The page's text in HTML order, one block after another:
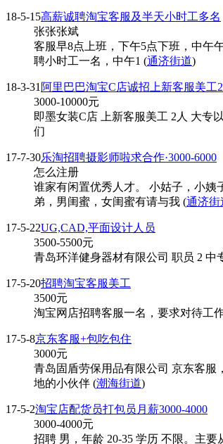
18-5-15高薪诚聘淘宝客服及半天小时工多名
张张张斌
客服早8点上班，下午5点下班，中午
聘小时工一名，中午1 (通济街道)
18-3-31 阿里巴巴淘宝C店诚招上新客服美工
3000-10000元
即墨女装C店 上新客服美工 2人 大专
们
17-7-30乐淘招聘摄影师啦求合作·3000-6000
怎么注册
谁家有闲置优秀人才。 小姑子，小
弟，男闺蜜，女闺蜜有请与我 (通济街
17-5-22UG,CAD,平面设计人员
3500-5500元
青岛环洋健身器材有限公司 职员 2
17-5-20招聘淘宝客服美工
3500元
淘宝网店招聘客服一名，要求对待工
17-5-8京东客服+包吃包住
3000元
青岛固盾劳保用品有限公司 京东客服
地的小伙伴 (潮海街道)
17-5-2淘宝店配货员打包员月薪3000-4000
3000-4000元
招聘 男，年龄 20-35 学历 不限。主